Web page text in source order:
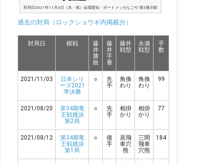
対局日2021年11月3日（水・祝）会場愛知・ポートメッセなごや 第3展示館
スクロック使用）主催／日本たばこ産業株式会社大盤解説／稲葉陽八段、聞
ト／将棋日本シリーズ：日本将棋連盟公式サイト／JTプロ公式戦 | 将棋日本
シリーズ | JT ウェブサイト棋譜／2021年11月3日 準決勝第二局 東海大会
藤井聡太三冠 対 永瀬拓矢王座｜第４２回将棋日本シリーズ ＪＴプロ公式戦
過去の対局（ロックショウギ内掲載分）
対局日 棋戦
藤
井
勝
敗
藤
井
手
番
藤井
戦型
永瀬
戦型
手
数
2021/11/03
日本シリ
ーズ2021
準決勝
○
先
手
角換
わり
角換
わり
99
2021/08/20
第34期竜
王戦挑決
第2局
○
先
手
相掛
かり
相掛
かり
77
2021/08/12
第34期竜
王戦挑決
第1局
○
後
手
居飛
車穴
熊
三間
飛車
穴熊
184